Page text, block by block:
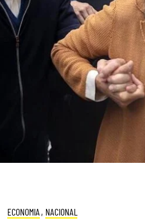
ECONOMIA , NACIONAL